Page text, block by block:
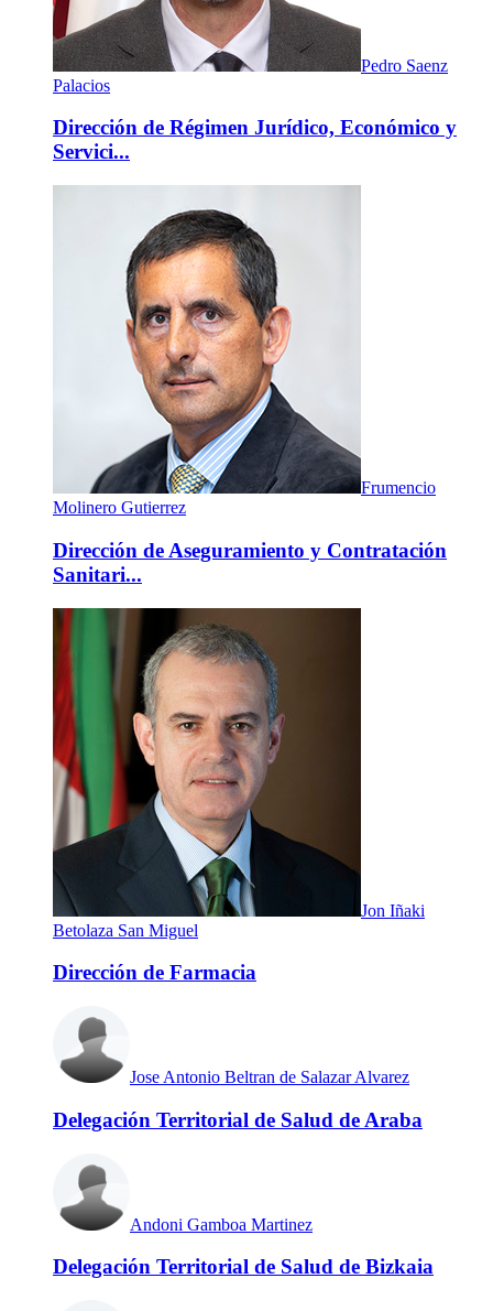
Pedro Saenz
Palacios
Dirección de Régimen Jurídico, Económico y
Servici...
Frumencio
Molinero Gutierrez
Dirección de Aseguramiento y Contratación
Sanitari...
Jon Iñaki
Betolaza San Miguel
Dirección de Farmacia
Jose Antonio Beltran de Salazar Alvarez
Delegación Territorial de Salud de Araba
Andoni Gamboa Martinez
Delegación Territorial de Salud de Bizkaia